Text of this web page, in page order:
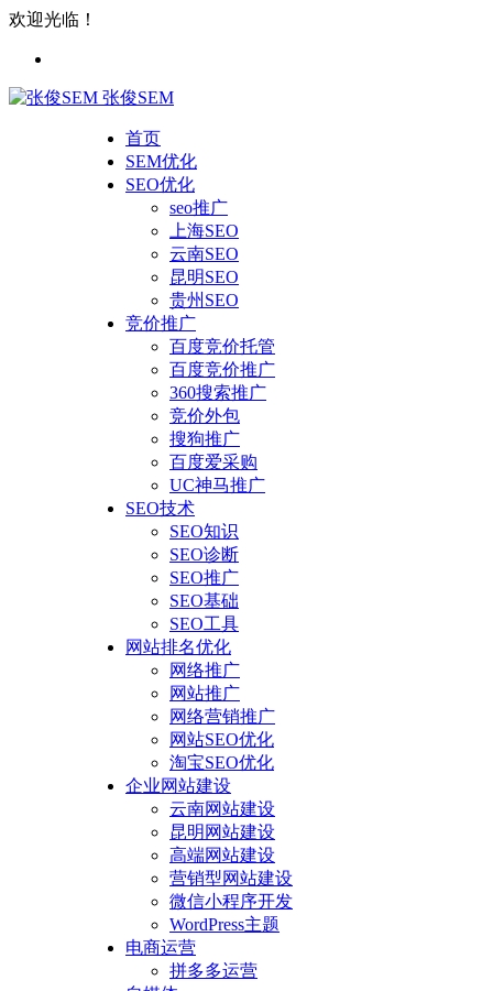
欢迎光临！
张俊SEM
首页
SEM优化
SEO优化
seo推广
上海SEO
云南SEO
昆明SEO
贵州SEO
竞价推广
百度竞价托管
百度竞价推广
360搜索推广
竞价外包
搜狗推广
百度爱采购
UC神马推广
SEO技术
SEO知识
SEO诊断
SEO推广
SEO基础
SEO工具
网站排名优化
网络推广
网站推广
网络营销推广
网站SEO优化
淘宝SEO优化
企业网站建设
云南网站建设
昆明网站建设
高端网站建设
营销型网站建设
微信小程序开发
WordPress主题
电商运营
拼多多运营